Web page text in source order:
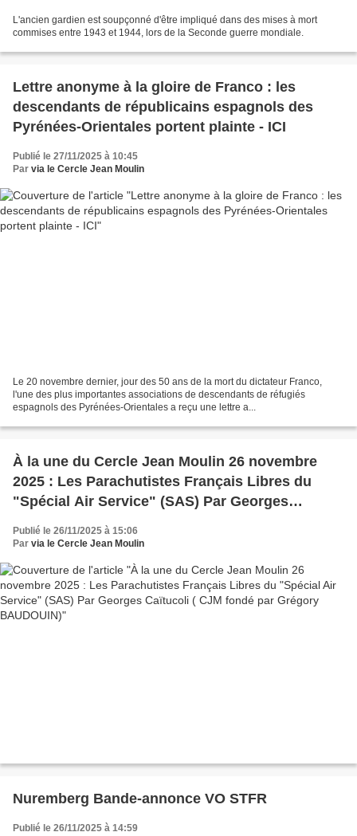
L'ancien gardien est soupçonné d'être impliqué dans des mises à mort
commises entre 1943 et 1944, lors de la Seconde guerre mondiale.
Lettre anonyme à la gloire de Franco : les
descendants de républicains espagnols des
Pyrénées-Orientales portent plainte - ICI
Publié le 27/11/2025 à 10:45
Par via le Cercle Jean Moulin
Le 20 novembre dernier, jour des 50 ans de la mort du dictateur Franco,
l'une des plus importantes associations de descendants de réfugiés
espagnols des Pyrénées-Orientales a reçu une lettre a...
À la une du Cercle Jean Moulin 26 novembre
2025 : Les Parachutistes Français Libres du
"Spécial Air Service" (SAS) Par Georges
Caïtucoli ( CJM fondé par Grégory BAUDOUIN)
Publié le 26/11/2025 à 15:06
Par via le Cercle Jean Moulin
Nuremberg Bande-annonce VO STFR
Publié le 26/11/2025 à 14:59